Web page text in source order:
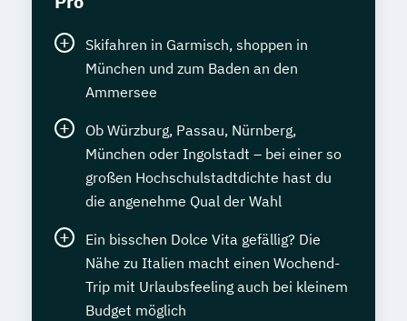
Skifahren in Garmisch, shoppen in
München und zum Baden an den
Ammersee
Ob Würzburg, Passau, Nürnberg,
München oder Ingolstadt – bei einer so
großen Hochschulstadtdichte hast du
die angenehme Qual der Wahl
Ein bisschen Dolce Vita gefällig? Die
Nähe zu Italien macht einen Wochend-
Trip mit Urlaubsfeeling auch bei kleinem
Budget möglich